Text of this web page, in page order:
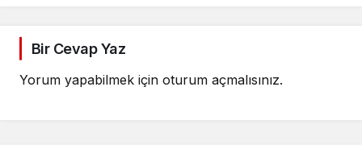
Bir Cevap Yaz
Yorum yapabilmek için oturum açmalısınız.